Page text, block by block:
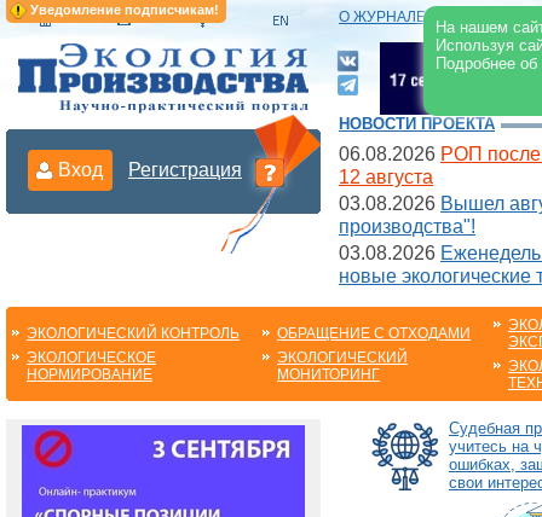
Уведомление подписчикам!
На нашем
Используя
Подробнее
О ЖУРНАЛЕ |
Вход Регистрация
НОВОСТИ ПРОЕКТА
06.08.2026 РОП после
12 августа
03.08.2026 Вышел
производства"!
03.08.2026
новые экологические
ЭКОЛОГИЧЕСКИЙ КОНТРОЛЬ
ЭКОЛОГИЧЕСКОЕ
НОРМИРОВАНИЕ
ОБРАЩЕНИЕ С ОТХОДАМИ
ЭКОЛОГИЧЕСКИЙ
МОНИТОРИНГ
Судебная
учитесь на
ошибках,
свои